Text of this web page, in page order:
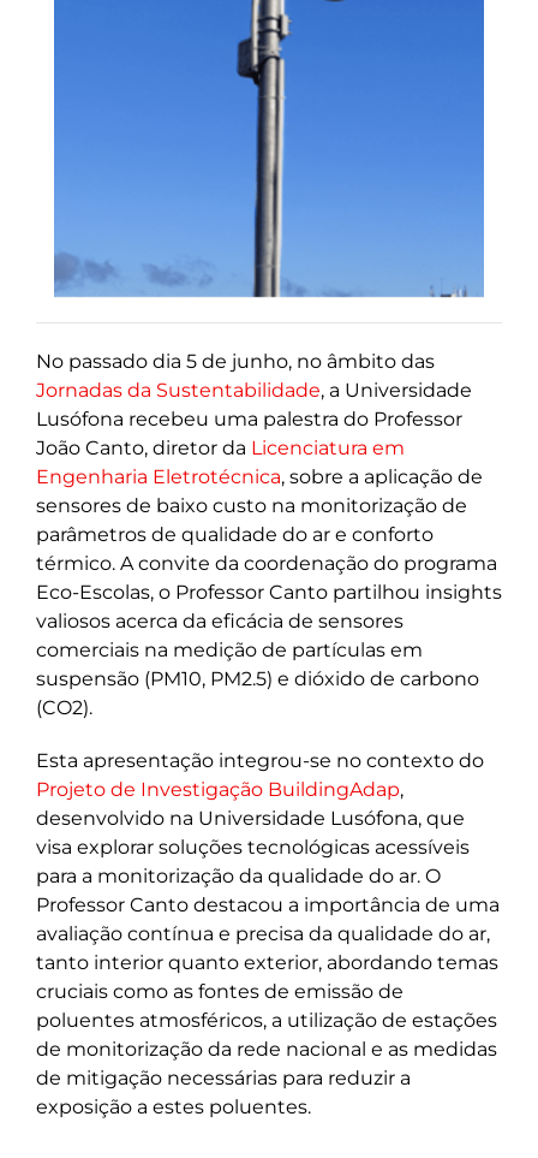
No passado dia 5 de junho, no âmbito das
Jornadas da Sustentabilidade, a Universidade
Lusófona recebeu uma palestra do Professor
João Canto, diretor da Licenciatura em
Engenharia Eletrotécnica, sobre a aplicação de
sensores de baixo custo na monitorização de
parâmetros de qualidade do ar e conforto
térmico. A convite da coordenação do programa
Eco-Escolas, o Professor Canto partilhou insights
valiosos acerca da eficácia de sensores
comerciais na medição de partículas em
suspensão (PM10, PM2.5) e dióxido de carbono
(CO2).
Esta apresentação integrou-se no contexto do
Projeto de Investigação BuildingAdap,
desenvolvido na Universidade Lusófona, que
visa explorar soluções tecnológicas acessíveis
para a monitorização da qualidade do ar. O
Professor Canto destacou a importância de uma
avaliação contínua e precisa da qualidade do ar,
tanto interior quanto exterior, abordando temas
cruciais como as fontes de emissão de
poluentes atmosféricos, a utilização de estações
de monitorização da rede nacional e as medidas
de mitigação necessárias para reduzir a
exposição a estes poluentes.